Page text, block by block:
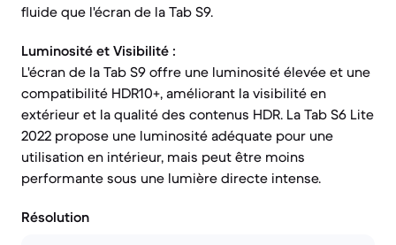
fluide que l'écran de la Tab S9.
Luminosité et Visibilité :
L'écran de la Tab S9 offre une luminosité élevée et une
compatibilité HDR10+, améliorant la visibilité en
extérieur et la qualité des contenus HDR. La Tab S6 Lite
2022 propose une luminosité adéquate pour une
utilisation en intérieur, mais peut être moins
performante sous une lumière directe intense.
Résolution